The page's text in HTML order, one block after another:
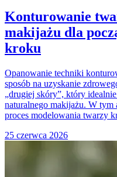
Konturowanie
makijażu dla
kroku
Opanowanie techniki
sposób na uzyskanie
„drugiej skóry”, który
naturalnego makijażu. W
proces modelowania twarzy
25 czerwca 2026